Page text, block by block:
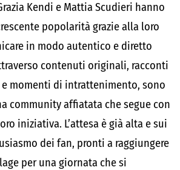
Kendi e Mattia Scudieri hanno
popolarità grazie alla loro
in modo autentico e diretto
contenuti originali, racconti
momenti di intrattenimento, sono
community affiatata che segue con
iniziativa. L’attesa è già alta e sui
dei fan, pronti a raggiungere
per una giornata che si